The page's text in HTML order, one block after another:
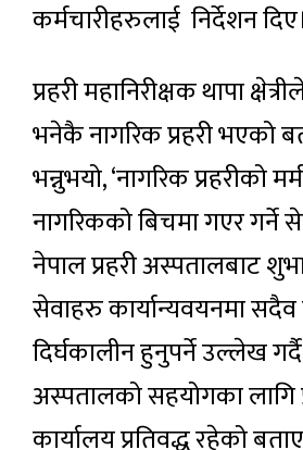
कर्मचारीहरुलाई निर्देशन दिए।
प्रहरी महानिरीक्षक थापा
भनेकै नागरिक प्रहरी भएको
भन्नुभयो, ‘नागरिक प्रहरीको
नागरिकको बिचमा गएर गर्ने
नेपाल प्रहरी अस्पतालबाट
सेवाहरु कार्यान्यवयनमा सदैव
दिर्घकालीन हुनुपर्ने उल्लेख
अस्पतालको सहयोगका लागि
कार्यालय प्रतिवद्ध रहेको